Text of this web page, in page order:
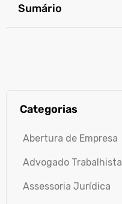
Sumário
Categorias
Abertura de Empresa
Advogado Trabalhista
Assessoria Jurídica